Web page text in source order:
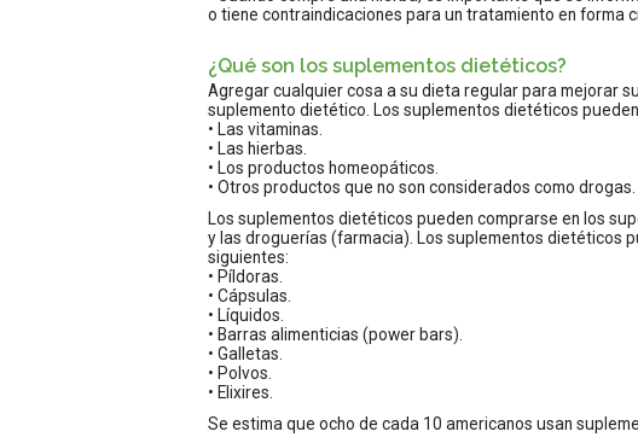
o tiene contraindicaciones para un tratamiento en forma
¿Qué son los suplementos dietéticos?
Agregar cualquier cosa a su dieta regular para mejorar
suplemento dietético. Los suplementos dietéticos
• Las vitaminas.
• Las hierbas.
• Los productos homeopáticos.
• Otros productos que no son considerados como drogas.
Los suplementos dietéticos pueden comprarse en los
y las droguerías (farmacia). Los suplementos dietéticos
siguientes:
• Píldoras.
• Cápsulas.
• Líquidos.
• Barras alimenticias (power bars).
• Galletas.
• Polvos.
• Elixires.
Se estima que ocho de cada 10 americanos usan